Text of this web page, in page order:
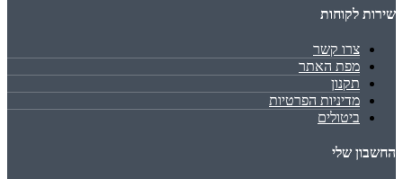
שירות לקוחות
צרו קשר
מפת האתר
תקנון
מדיניות הפרטיות
ביטולים
החשבון שלי